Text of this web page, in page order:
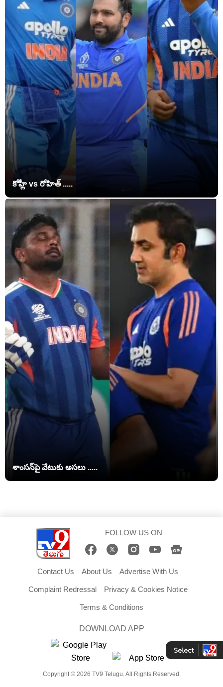
కోహ్లీ vs రోహిత్ .....
శాంసన్‌పై వేటుకు అసలు .....
FOLLOW US ON
Contact Us About Us Advertise With Us
Complaint Redressal Privacy & Cookies Notice
Terms & Conditions
DOWNLOAD APP
Copyright © 2026 TV9 Telugu. All Rights Reserved.